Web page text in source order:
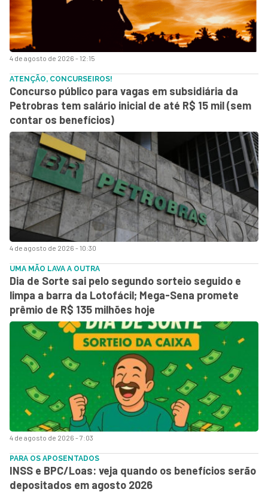
4 de agosto de 2026 - 12:15
4 de agosto de 2026 - 10:30
ATENÇÃO, CONCURSEIROS!
Concurso público para vagas em subsidiária da
Petrobras tem salário inicial de até R$ 15 mil (sem
contar os benefícios)
4 de agosto de 2026 - 7:03
UMA MÃO LAVA A OUTRA
Dia de Sorte sai pelo segundo sorteio seguido e
limpa a barra da Lotofácil; Mega-Sena promete
prêmio de R$ 135 milhões hoje
PARA OS APOSENTADOS
INSS e BPC/Loas: veja quando os benefícios serão
depositados em agosto 2026